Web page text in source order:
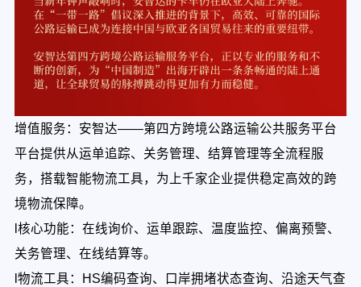
增值服务：安智达——第四方跨境公路运输公共服务平台
平台提供从运单追踪、关务管理、结算管理等全流程服
务，搭载智能物流工具，为上千家企业提供稳定高效的跨
境物流保障。
l核心功能：在线询价、运单跟踪、温度监控、偏离预警、
关务管理、在线结算等。
l物流工具：HS编码查询、口岸拥堵状态查询、沿途天气查